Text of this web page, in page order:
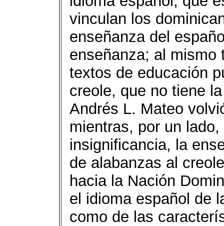
vinculan los
enseñanza del
enseñanza; al mismo
textos de educación
creole, que no tiene
Andrés L. Mateo
mientras, por un
insignificancia, la
de alabanzas al
hacia la Nación
el idioma español de
como de las